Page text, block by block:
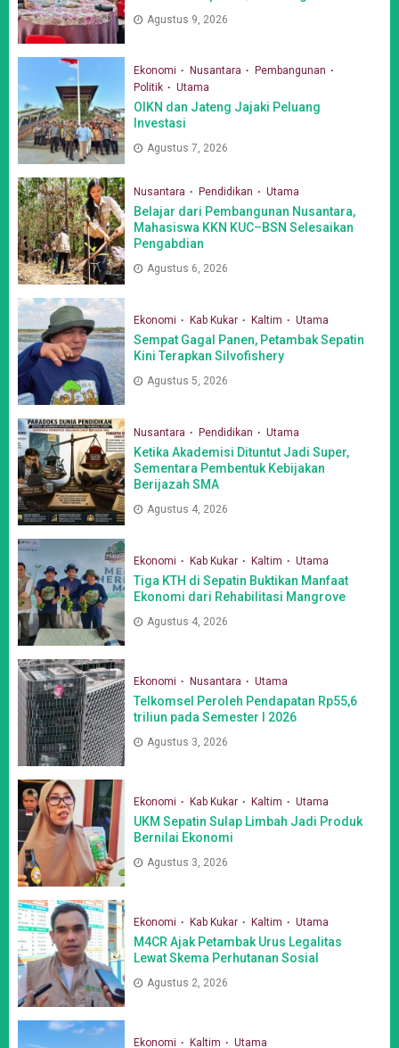
Agustus 9, 2026
Ekonomi Nusantara
Pembangunan
Politik
Utama
OIKN dan Jateng Jajaki Peluang
Investasi
Agustus 7, 2026
Nusantara Pendidikan Utama
Belajar dari Pembangunan Nusantara,
Mahasiswa KKN KUC–BSN Selesaikan
Pengabdian
Agustus 6, 2026
Ekonomi Kab Kukar Kaltim Utama
Sempat Gagal Panen, Petambak Sepatin
Kini Terapkan Silvofishery
Agustus 5, 2026
Nusantara Pendidikan Utama
Ketika Akademisi Dituntut Jadi Super,
Sementara Pembentuk Kebijakan
Berijazah SMA
Agustus 4, 2026
Ekonomi Kab Kukar Kaltim Utama
Tiga KTH di Sepatin Buktikan Manfaat
Ekonomi dari Rehabilitasi Mangrove
Agustus 4, 2026
Ekonomi Nusantara Utama
Telkomsel Peroleh Pendapatan Rp55,6
triliun pada Semester I 2026
Agustus 3, 2026
Ekonomi Kab Kukar Kaltim Utama
UKM Sepatin Sulap Limbah Jadi Produk
Bernilai Ekonomi
Agustus 3, 2026
Ekonomi Kab Kukar Kaltim Utama
M4CR Ajak Petambak Urus Legalitas
Lewat Skema Perhutanan Sosial
Agustus 2, 2026
Ekonomi Kaltim Utama